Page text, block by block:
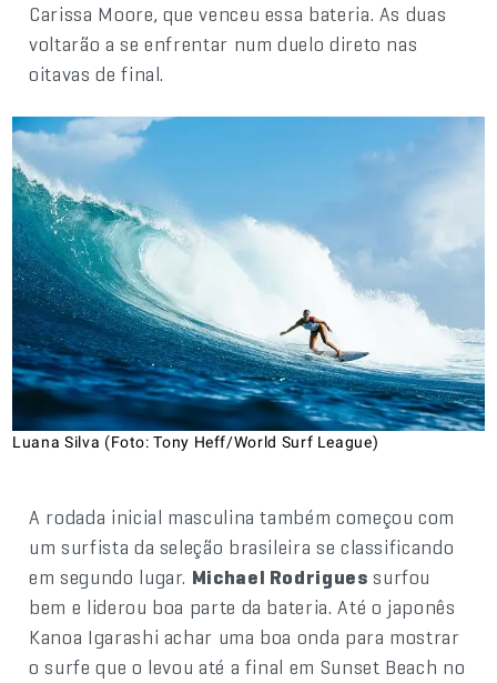
Carissa Moore, que venceu essa bateria. As duas
voltarão a se enfrentar num duelo direto nas
oitavas de final.
Luana Silva (Foto: Tony Heff/World Surf League)
A rodada inicial masculina também começou com
um surfista da seleção brasileira se classificando
em segundo lugar. Michael Rodrigues surfou
bem e liderou boa parte da bateria. Até o japonês
Kanoa Igarashi achar uma boa onda para mostrar
o surfe que o levou até a final em Sunset Beach no